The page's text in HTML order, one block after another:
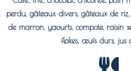
perdu, gâteaux divers, gâteaux de
de marron, yaourts, compote, raisin
flakes, œufs durs, jus